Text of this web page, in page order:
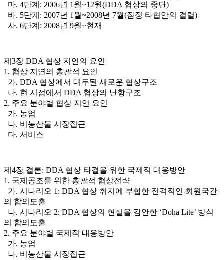
마. 4단계: 2006년 1월~12월(DDA 협상의 중단)
바. 5단계: 2007년 1월~2008년 7월(잠정 타협안의 결렬)
사. 6단계: 2008년 9월~현재
제3장 DDA 협상 지연의 요인
1. 협상 지연의 총괄적 요인
가. DDA 협상에서 대두된 새로운 협상구조
나. 현 시점에서 DDA 협상의 난항구조
2. 주요 분야별 협상 지연 요인
가. 농업
나. 비농산물 시장접근
다. 서비스
제4장 결론: DDA 협상 타결을 위한 국제적 대응방안
1. 국제공조를 위한 총괄적 협상전략
가. 시나리오 1: DDA 협상 취지에 부합한 전격적인 회원국간
의 합의도출
나. 시나리오 2: DDA 협상의 현실을 감안한 ‘Doha Lite’ 방식
의 합의도출
2. 주요 분야별 국제적 대응방안
가. 농업
나. 비농산물 시장접근